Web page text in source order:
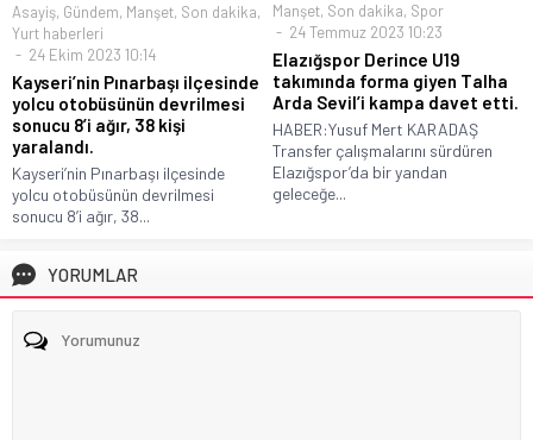
Asayiş, Gündem, Manşet, Son dakika,
Yurt haberleri
24 Ekim 2023 10:14
Kayseri’nin Pınarbaşı ilçesinde
yolcu otobüsünün devrilmesi
sonucu 8’i ağır, 38 kişi
yaralandı.
Kayseri’nin Pınarbaşı ilçesinde
yolcu otobüsünün devrilmesi
sonucu 8’i ağır, 38...
Manşet, Son dakika, Spor
24 Temmuz 2023 10:23
Elazığspor Derince U19
takımında forma giyen Talha
Arda Sevil’i kampa davet etti.
HABER:Yusuf Mert KARADAŞ
Transfer çalışmalarını sürdüren
Elazığspor’da bir yandan
geleceğe...
YORUMLAR